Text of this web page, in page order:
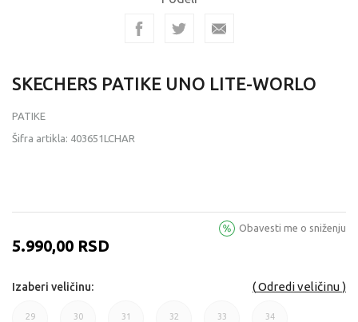
SKECHERS PATIKE UNO LITE-WORLO
PATIKE
Šifra artikla: 403651LCHAR
5.990,00 RSD
Obavesti me o sniženju
Odredi veličinu
Izaberi veličinu:
29 30 31 32 33 34